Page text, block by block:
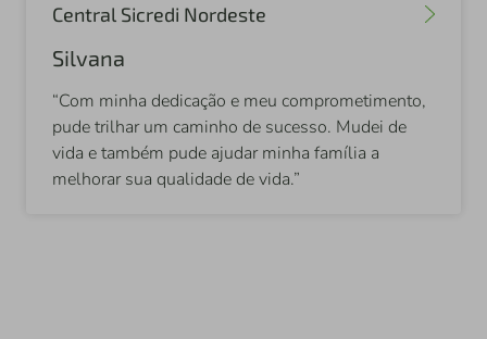
Central Sicredi Nordeste
Silvana
“Com minha dedicação e meu comprometimento,
pude trilhar um caminho de sucesso. Mudei de
vida e também pude ajudar minha família a
melhorar sua qualidade de vida.”